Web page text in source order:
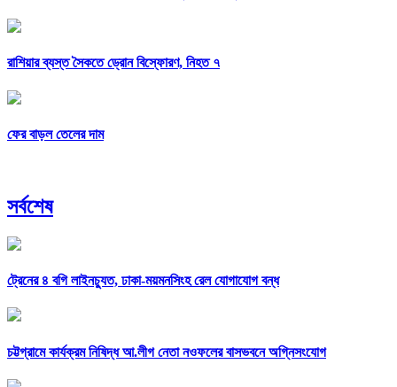
রাশিয়ার ব্যস্ত সৈকতে ড্রোন বিস্ফোরণ, নিহত ৭
ফের বাড়ল তেলের দাম
সর্বশেষ
ট্রেনের ৪ বগি লাইনচ্যুত, ঢাকা-ময়মনসিংহ রেল যোগাযোগ বন্ধ
চট্টগ্রামে কার্যক্রম নিষিদ্ধ আ.লীগ নেতা নওফলের বাসভবনে অগ্নিসংযোগ